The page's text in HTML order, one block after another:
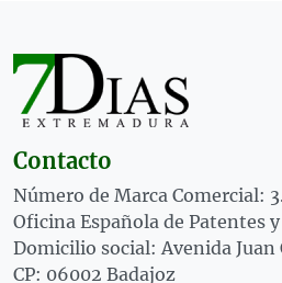
Contacto
Número de Marca Comercial:
Oficina Española de Patentes
Domicilio social: Avenida Juan
CP: 06002 Badajoz